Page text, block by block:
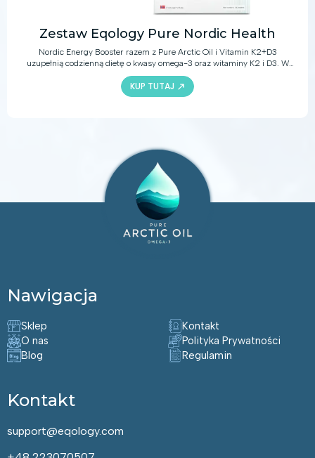
Zestaw Eqology Pure Nordic Health
Nordic Energy Booster razem z Pure Arctic Oil i Vitamin K2+D3
uzupełnią codzienną dietę o kwasy omega-3 oraz witaminy K2 i D3. W
połączeniu ze zdrową i zrównoważoną dietą produkty te dostarczą
bogactwo aktywnych składników, które pomogą zachować zdrowy układ
odpornościowy i układ krążenia, wzmocnią kości oraz zapewnią wiele
KUP TUTAJ
Nawigacja
Sklep
O nas
Blog
Kontakt
Polityka Prywatności
Regulamin
Kontakt
support@eqology.com